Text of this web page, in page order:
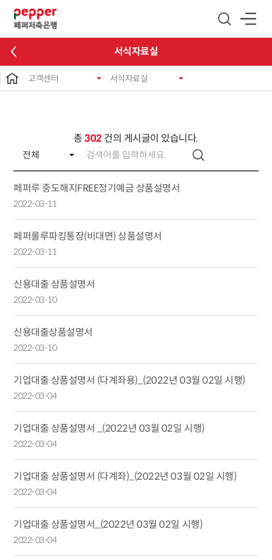
서식자료실
고객센터 서식자료실
총302 건의 게시글이 있습니다.
페퍼루 중도해지FREE정기예금 상품설명서
2022-03-11
페퍼룰루파킹통장(비대면) 상품설명서
2022-03-11
신용대출 상품설명서
2022-03-10
신용대출상품설명서
2022-03-10
기업대출 상품설명서 (다계좌용)_(2022년 03월 02일 시행)
2022-03-04
기업대출 상품설명서 _(2022년 03월 02일 시행)
2022-03-04
기업대출 상품설명서 (다계좌)_(2022년 03월 02일 시행)
2022-03-04
기업대출 상품설명서_(2022년 03월 02일 시행)
2022-03-04